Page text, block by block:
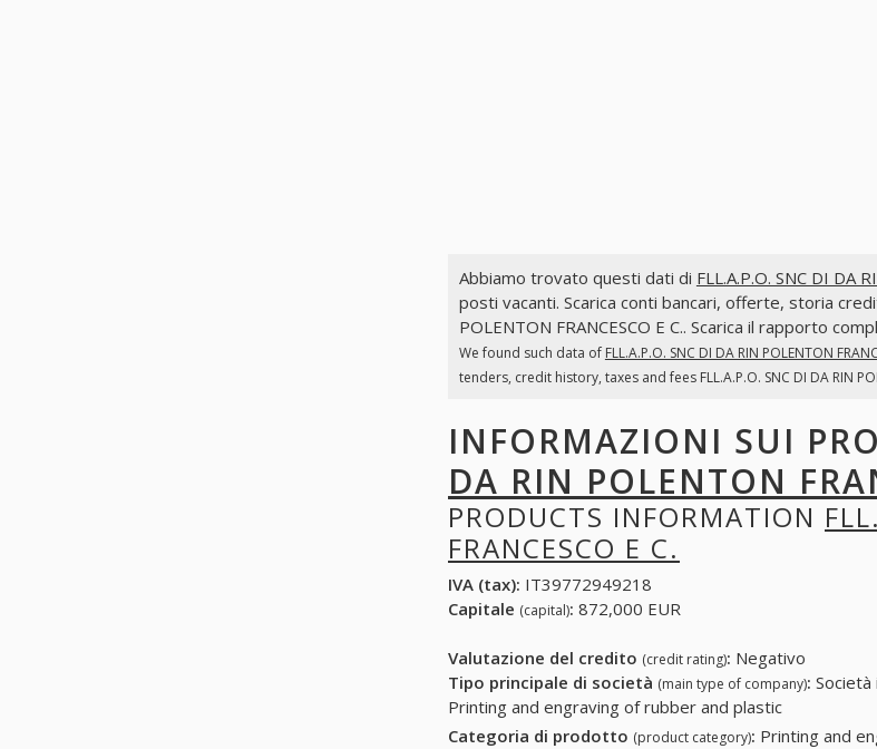
Abbiamo trovato questi dati di FLL.A.P.O. SNC DI DA
posti vacanti. Scarica conti bancari, offerte, storia
POLENTON FRANCESCO E C.. Scarica il rapporto
We found such data of FLL.A.P.O. SNC DI DA RIN POLENTON
tenders, credit history, taxes and fees FLL.A.P.O. SNC DI DA RIN
INFORMAZIONI SUI
DA RIN POLENTON
PRODUCTS INFORMATION
FRANCESCO E C.
IVA (tax): IT39772949218
Capitale (capital): 872,000 EUR
Valutazione del credito (credit rating): Negativo
Tipo principale di società (main type of company): Società
Printing and engraving of rubber and plastic
Categoria di prodotto (product category): Printing and